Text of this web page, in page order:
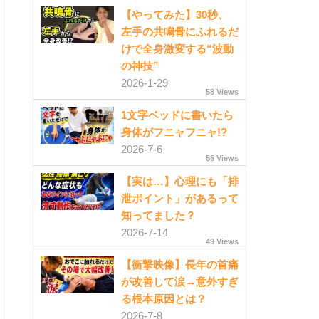
【やってみた】30秒、
左手の共鳴骨にふれるだ
けで全身激変する“波動
の神技”
2026-1-29
58 Views
1文字ベッドに書いたら
身体がフニャフニャ!?
2026-7-6
55 Views
【実は…】心理にも「排
泄ポイント」があるって
知ってました？
2026-7-14
49 Views
【衝撃映像】長年の首痛
が改善して涙→意外すぎ
る根本原因とは？
2026-7-8